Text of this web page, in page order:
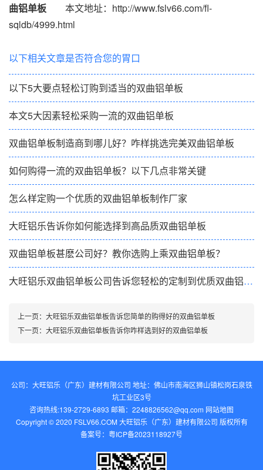
曲铝单板 本文地址：http://www.fslv66.com/fl-
sqldb/4999.html
以下相关文章是否符合您的胃口
以下5大要点轻松订购到适当的双曲铝单板
本文5大因素轻松采购一流的双曲铝单板
双曲铝单板制造商到哪儿好？咋样挑选完美双曲铝单板
如何购得一流的双曲铝单板？以下几点非常关键
怎么样定购一个优质的双曲铝单板制作厂家
大旺铝乐告诉你如何能选择到高品质双曲铝单板
双曲铝单板甚麽公司好？教你选购上乘双曲铝单板？
大旺铝乐双曲铝单板公司告诉您轻松的定制到优质双曲铝单板
上一页： 大旺铝乐双曲铝单板告诉您简单的购得好的双曲铝单板
下一页： 大旺铝乐双曲铝单板告诉你咋样选到好的双曲铝单板
公司：大旺铝乐（广东）建材有限公司 地址：佛山市南海区狮山镇松岗石泉铁
坑工业区3号
咨询热线:139-2729-6893 邮箱：2248826562@qq.com‬ 网站地图
Copyright © 2020 FSLV66.COM 大旺铝乐（广东）建材有限公司 版权所有
备案号： 粤ICP备2023118927号